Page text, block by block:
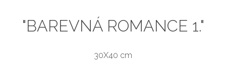
"BAREVNÁ ROMANCE 1."
30X40 cm